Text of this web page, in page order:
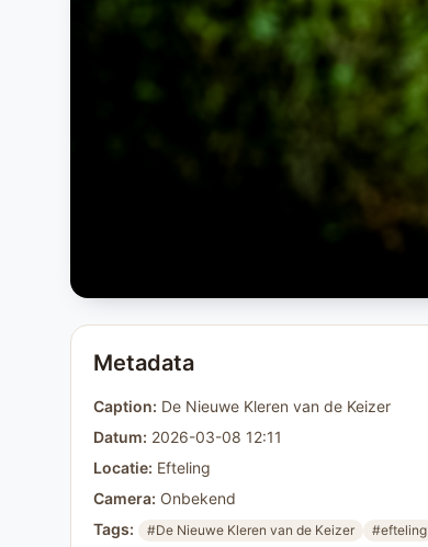
Metadata
Caption: De Nieuwe Kleren van de Keizer
Datum: 2026-03-08 12:11
Locatie: Efteling
Camera: Onbekend
Tags:
#De Nieuwe Kleren van de Keizer #efteling